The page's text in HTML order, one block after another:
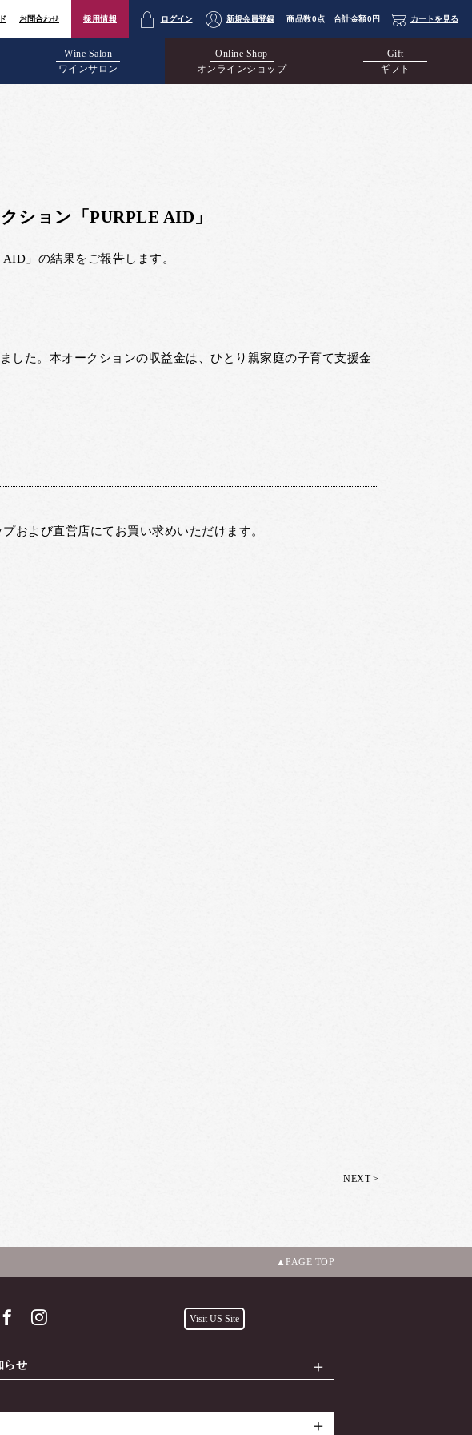
お問合わせ 採用情報 ログイン 新規会員登録 商品数0点 合計金額0円 カートを見る
Wine Salon
ワインサロン
Online Shop
オンラインショップ
Gift
ギフト
ション「PURPLE AID」
」の結果をご報告します。
した。本オークションの収益金は、ひとり親家庭の子育て支援金
および直営店にてお買い求めいただけます。
NEXT >
PAGE TOP
Visit US Site
らせ